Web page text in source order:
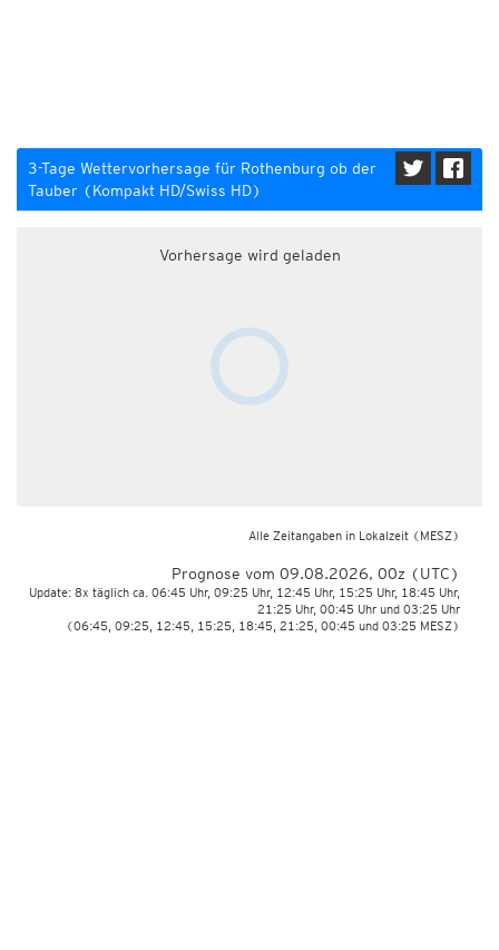
3-Tage Wettervorhersage für Rothenburg ob der
Tauber (Kompakt HD/Swiss HD)
Vorhersage wird geladen
Alle Zeitangaben in Lokalzeit (MESZ)
Prognose vom 09.08.2026, 00z (UTC)
Update: 8x täglich ca. 06:45 Uhr, 09:25 Uhr, 12:45 Uhr, 15:25 Uhr, 18:45 Uhr,
21:25 Uhr, 00:45 Uhr und 03:25 Uhr
(06:45, 09:25, 12:45, 15:25, 18:45, 21:25, 00:45 und 03:25 MESZ)